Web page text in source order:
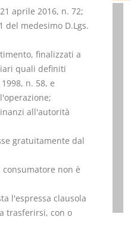
aprile 2016, n. 72;
del medesimo D.Lgs.
finalizzati a
quali definiti
n. 58, e
all'autorità
gratuitamente dal
non è
l'espressa clausola
trasferirsi, con o